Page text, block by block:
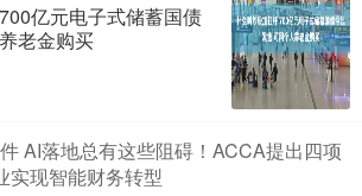
08-01
落下帷幕，历经120分钟鏖战，亚马尔、佩德
”助力西班牙捧起队史第二座大力神
06-12
亿元电子式储蓄国债
老金购买
AI落地总有这些阻碍！ACCA提出四项
实现智能财务转型